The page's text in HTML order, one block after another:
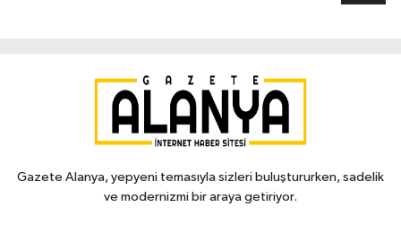
Gazete Alanya, yepyeni temasıyla sizleri buluştururken, sadelik
ve modernizmi bir araya getiriyor.